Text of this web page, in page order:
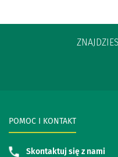
POMOC I KONTAKT
Skontaktuj się z nami